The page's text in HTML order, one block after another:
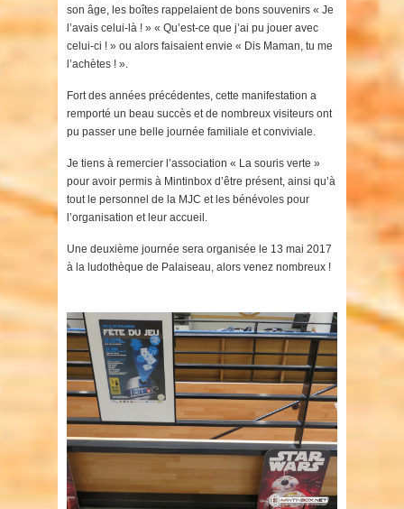
son âge, les boîtes rappelaient de bons souvenirs « Je
l’avais celui-là ! » « Qu’est-ce que j’ai pu jouer avec
celui-ci ! » ou alors faisaient envie « Dis Maman, tu me
l’achètes ! ».
Fort des années précédentes, cette manifestation a
remporté un beau succès et de nombreux visiteurs ont
pu passer une belle journée familiale et conviviale.
Je tiens à remercier l’association « La souris verte »
pour avoir permis à Mintinbox d’être présent, ainsi qu’à
tout le personnel de la MJC et les bénévoles pour
l’organisation et leur accueil.
Une deuxième journée sera organisée le 13 mai 2017
à la ludothèque de Palaiseau, alors venez nombreux !